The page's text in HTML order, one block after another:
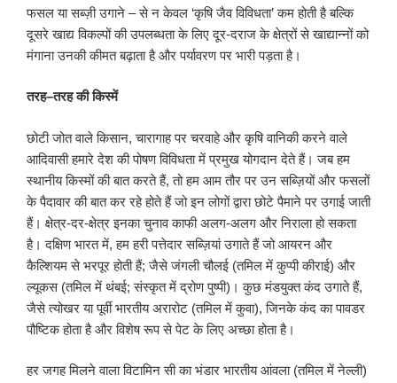
फसल या सब्ज़ी उगाने – से न केवल ‘कृषि जैव विविधता’ कम होती है बल्कि
दूसरे खाद्य विकल्पों की उपलब्धता के लिए दूर-दराज के क्षेत्रों से खाद्यान्नों को
मंगाना उनकी कीमत बढ़ाता है और पर्यावरण पर भारी पड़ता है।
तरह–तरह की किस्में
छोटी जोत वाले किसान, चारागाह पर चरवाहे और कृषि वानिकी करने वाले
आदिवासी हमारे देश की पोषण विविधता में प्रमुख योगदान देते हैं। जब हम
स्थानीय किस्मों की बात करते हैं, तो हम आम तौर पर उन सब्ज़ियों और फसलों
के पैदावार की बात कर रहे होते हैं जो इन लोगों द्वारा छोटे पैमाने पर उगाई जाती
हैं। क्षेत्र-दर-क्षेत्र इनका चुनाव काफी अलग-अलग और निराला हो सकता
है। दक्षिण भारत में, हम हरी पत्तेदार सब्ज़ियां उगाते हैं जो आयरन और
कैल्शियम से भरपूर होती हैं; जैसे जंगली चौलई (तमिल में कुप्पी कीराई) और
ल्यूकस (तमिल में थंबई; संस्कृत में द्रोण पुष्पी)। कुछ मंडयुक्त कंद उगाते हैं,
जैसे त्योखर या पूर्वी भारतीय अरारोट (तमिल में कुवा), जिनके कंद का पावडर
पौष्टिक होता है और विशेष रूप से पेट के लिए अच्छा होता है।
हर जगह मिलने वाला विटामिन सी का भंडार भारतीय आंवला (तमिल में नेल्ली)